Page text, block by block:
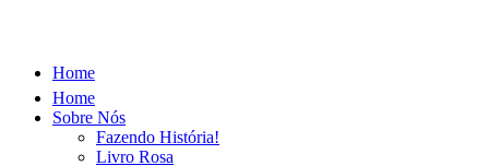
Home
Home
Sobre Nós
Fazendo História!
Livro Rosa